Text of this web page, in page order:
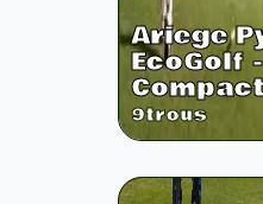
Ariege
EcoGolf -
9trous